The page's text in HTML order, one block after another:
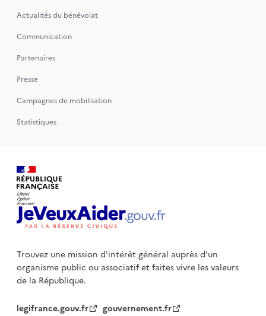
Actualités du bénévolat
Communication
Partenaires
Presse
Campagnes de mobilisation
Statistiques
Trouvez une mission d'intérêt général auprès d’un
organisme publicou associatif et faites vivre les valeurs
de la République.
legifrance.gouv.fr
gouvernement.fr